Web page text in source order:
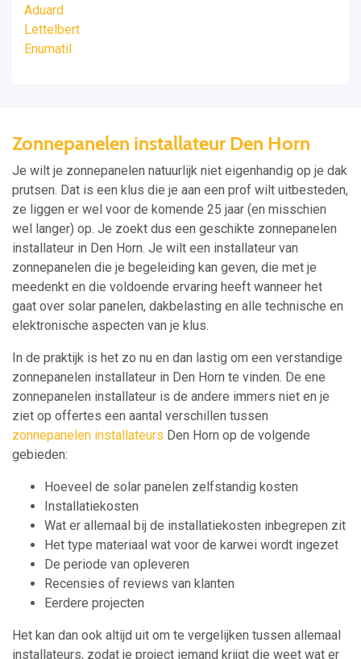
Aduard
Lettelbert
Enumatil
Zonnepanelen installateur Den Horn
Je wilt je zonnepanelen natuurlijk niet eigenhandig op je dak
prutsen. Dat is een klus die je aan een prof wilt uitbesteden,
ze liggen er wel voor de komende 25 jaar (en misschien
wel langer) op. Je zoekt dus een geschikte zonnepanelen
installateur in Den Horn. Je wilt een installateur van
zonnepanelen die je begeleiding kan geven, die met je
meedenkt en die voldoende ervaring heeft wanneer het
gaat over solar panelen, dakbelasting en alle technische en
elektronische aspecten van je klus.
In de praktijk is het zo nu en dan lastig om een verstandige
zonnepanelen installateur in Den Horn te vinden. De ene
zonnepanelen installateur is de andere immers niet en je
ziet op offertes een aantal verschillen tussen
zonnepanelen installateurs Den Horn op de volgende
gebieden:
Hoeveel de solar panelen zelfstandig kosten
Installatiekosten
Wat er allemaal bij de installatiekosten inbegrepen zit
Het type materiaal wat voor de karwei wordt ingezet
De periode van opleveren
Recensies of reviews van klanten
Eerdere projecten
Het kan dan ook altijd uit om te vergelijken tussen allemaal
installateurs, zodat je project iemand krijgt die weet wat er